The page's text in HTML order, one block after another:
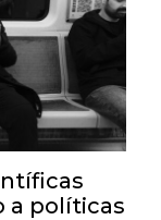
a políticas